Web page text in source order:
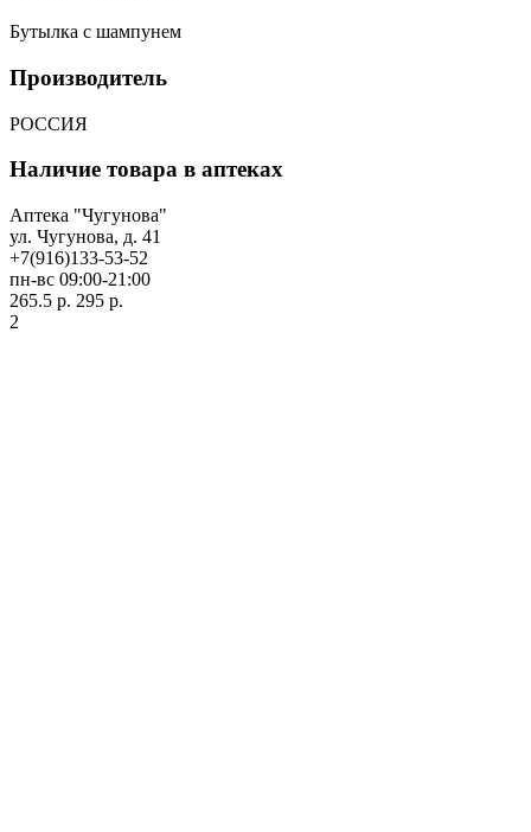
Бутылка с шампунем
Производитель
РОССИЯ
Наличие товара в аптеках
Аптека "Чугунова"
ул. Чугунова, д. 41
+7(916)133-53-52
пн-вс 09:00-21:00
265.5 р. 295 р.
2